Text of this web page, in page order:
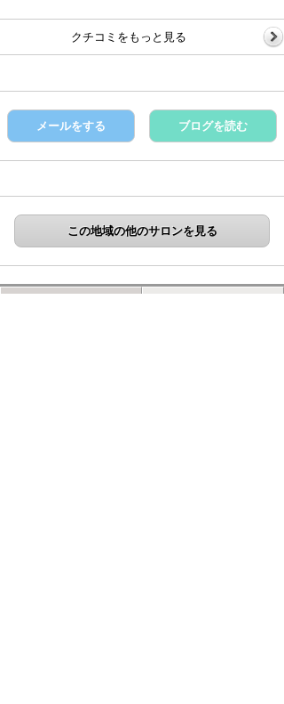
クチコミをもっと見る
メールをする ブログを読む
この地域の他のサロンを見る